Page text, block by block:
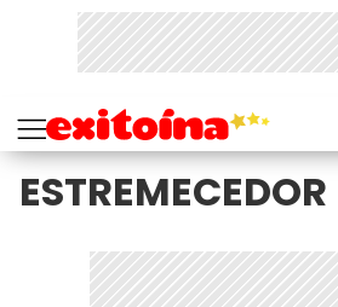
ESTREMECEDOR